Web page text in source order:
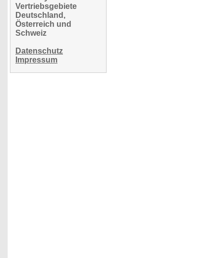
Vertriebsgebiete
Deutschland,
Österreich und
Schweiz
Datenschutz
Impressum